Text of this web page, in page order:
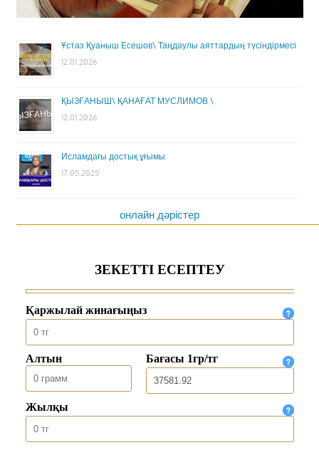
Ұстаз Қуаныш Есешов\ Таңдаулы аяттардың түсіндірмесі
12.01.2026
ҚЫЗҒАНЫШ\ ҚАНАҒАТ МУСЛИМОВ \
12.01.2026
Исламдағы достық ұғымы
17.05.2025
онлайн дәрістер